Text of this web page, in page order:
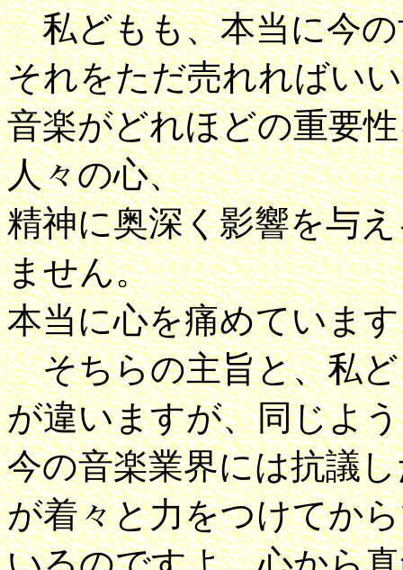
私どもも、本当に今の
それをただ売れればい
音楽がどれほどの重要
人々の心、
精神に奥深く影響を与
ません。
本当に心を痛めていま
そちらの主旨と、私ど
が違いますが、同じよ
今の音楽業界には抗議
が着々と力をつけてか